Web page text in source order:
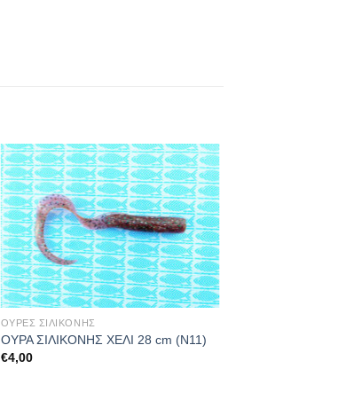
ΟΥΡΕΣ ΣΙΛΙΚΟΝΗΣ
ΟΥΡΑ ΣΙΛΙΚΟΝΗΣ ΧΕΛΙ 28 cm (Ν11)
€4,00